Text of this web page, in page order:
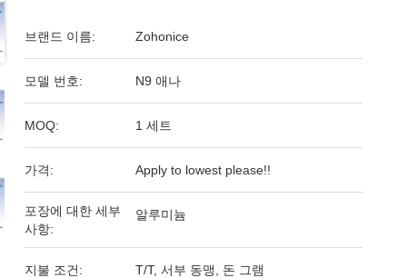
브랜드 이름: Zohonice
모델 번호: N9 애나
MOQ: 1 세트
가격: Apply to lowest please!!
포장에 대한 세부
사항:
알루미늄
지불 조건: T/T, 서부 동맹, 돈 그램